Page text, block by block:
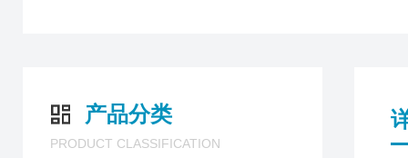
产品分类
PRODUCT CLASSIFICATION